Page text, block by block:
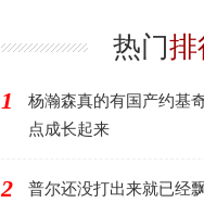
热门排
1
杨瀚森真的有国产约基
点成长起来
2
普尔还没打出来就已经